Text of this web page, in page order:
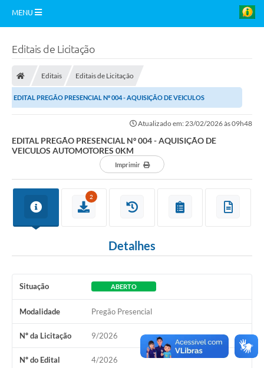
MENU
PDTI
Conselhos de Educação
Pareceres do TCESP
Diário Oficial
Ouvidoria
Editais de Licitação
Editais Editais de Licitação
EDITAL PREGÃO PRESENCIAL Nº 004 - AQUISIÇÃO DE VEICULOS
Atualizado em: 23/02/2026 às 09h48
EDITAL PREGÃO PRESENCIAL Nº 004 - AQUISIÇÃO DE
VEICULOS AUTOMOTORES 0KM
Imprimir
2
Detalhes
Situação ABERTO
Modalidade Pregão Presencial
Nº da Licitação 9/2026
Nº do Edital 4/2026